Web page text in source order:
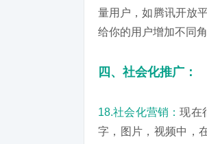
量用户，如腾讯开放
给你的用户增加不同角
四、社会化推广：
18.社会化营销：现在
字，图片，视频中，